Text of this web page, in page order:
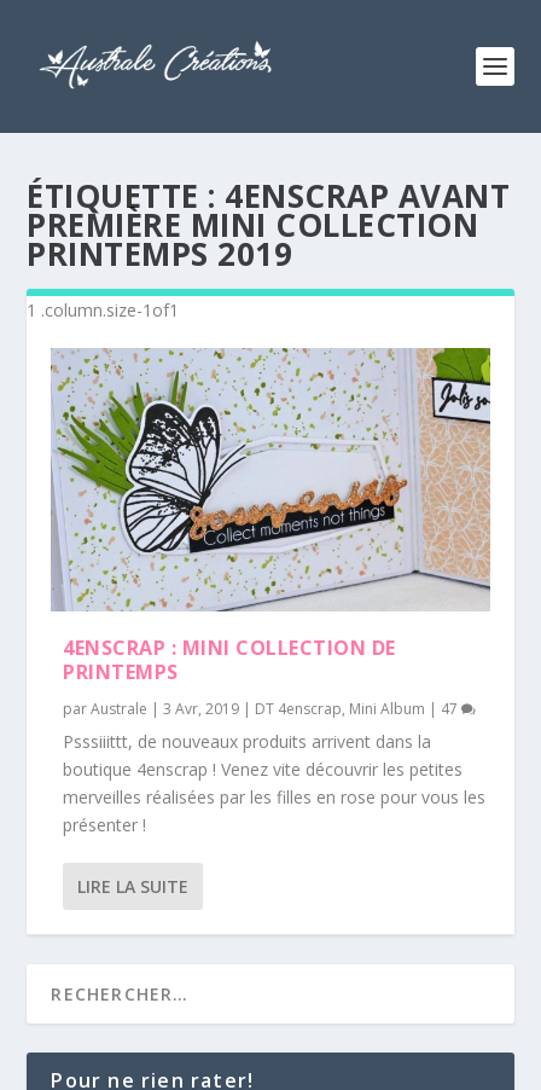
ÉTIQUETTE : 4ENSCRAP AVANT
PREMIÈRE MINI COLLECTION
PRINTEMPS 2019
4ENSCRAP : MINI COLLECTION DE
PRINTEMPS
parAustrale |3 Avr, 2019 | DT 4enscrap, Mini Album | 47
Psssiiittt, de nouveaux produits arrivent dans la
boutique 4enscrap ! Venez vite découvrir les petites
merveilles réalisées par les filles en rose pour vous les
présenter !
LIRE LA SUITE
Pour ne rien rater!